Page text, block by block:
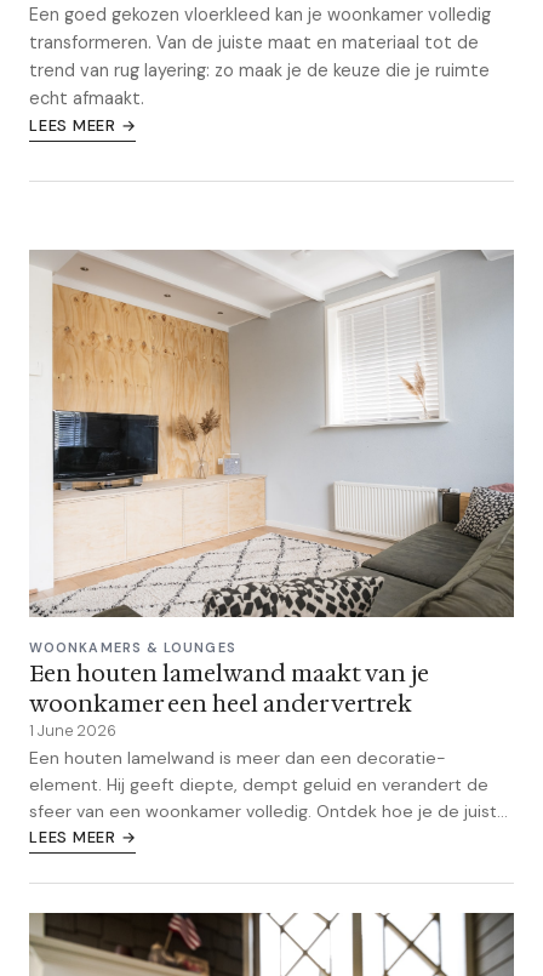
Een goed gekozen vloerkleed kan je woonkamer volledig
transformeren. Van de juiste maat en materiaal tot de
trend van rug layering: zo maak je de keuze die je ruimte
echt afmaakt.
LEES MEER →
WOONKAMERS & LOUNGES
Een houten lamelwand maakt van je
woonkamer een heel ander vertrek
1 June 2026
Een houten lamelwand is meer dan een decoratie-
element. Hij geeft diepte, dempt geluid en verandert de
sfeer van een woonkamer volledig. Ontdek hoe je de juiste
keuzes maakt.
LEES MEER →